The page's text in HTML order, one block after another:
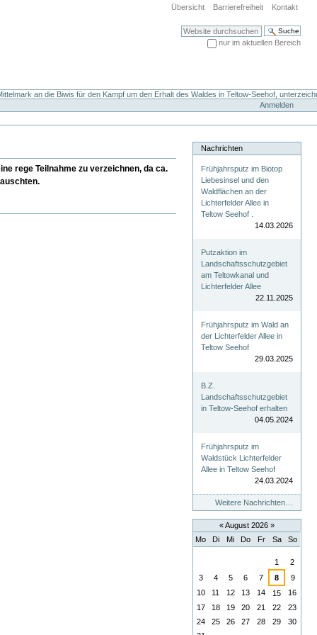
Übersicht Barrierefreiheit Kontakt
Website durchsuchen
nur im aktuellen Bereich
an die Biwis für den Kampf um den Erhalt des Waldes in Teltow-Seehof,
Anmelden
rege Teilnahme zu verzeichnen, da ca.
Nachrichten
Frühjahrsputz im Biotop
Liebesinsel und den
Waldflächen an der
Lichterfelder Allee in
Teltow Seehof .
14.03.2026
Putzaktion im
Landschaftsschutzgebiet
am Teltowkanal und
Lichterfelder Allee
22.11.2025
Frühjahrsputz im Wald an
der Lichterfelder Allee in
Teltow Seehof
29.03.2025
B.Z.
Landschaftsschutzgebiet
in Teltow-Seehof erhalten
04.05.2024
Frühjahrsputz im
Waldstück Lichterfelder
Allee in Teltow Seehof
24.03.2024
Weitere Nachrichten…
«August 2026 »
Mo Di Mi Do Fr Sa So
1
2
3
4 5 6 7 8
9
10
11 12 13 14 15
16
17
18 19 20 21 22
23
24
25 26 27 28 29
30